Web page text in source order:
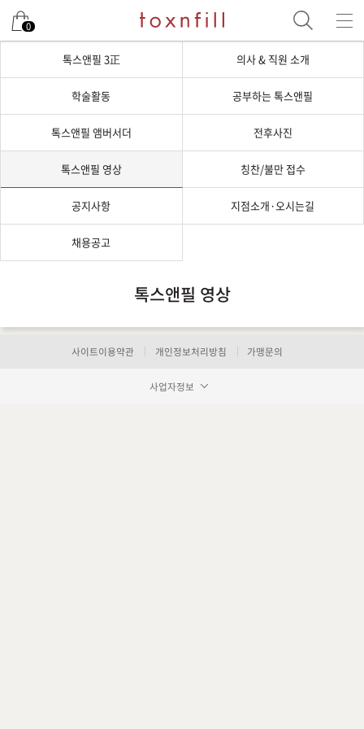
0
톡스앤필 3正 의사 & 직원 소개
학술활동 공부하는 톡스앤필
톡스앤필 앰버서더 전후사진
톡스앤필 영상 칭찬/불만 접수
공지사항 지점소개·오시는길
채용공고
톡스앤필 영상
사이트이용약관 개인정보처리방침 가맹문의
사업자정보